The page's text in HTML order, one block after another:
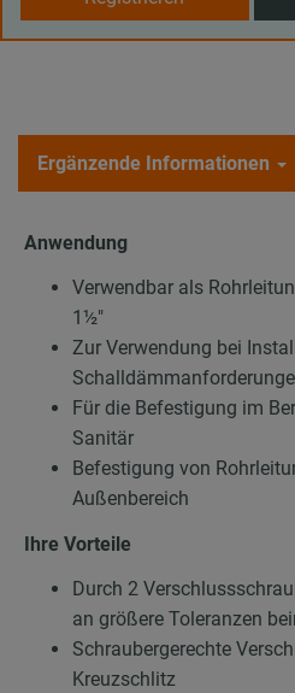
Ergänzende Informationen
Anwendung
Verwendbar als
1½″
Zur Verwendung bei
Für die Befestigung im
Sanitär
Befestigung von
Außenbereich
Ihre Vorteile
Durch 2
an größere Toleranzen
Schraubergerechte
Kreuzschlitz